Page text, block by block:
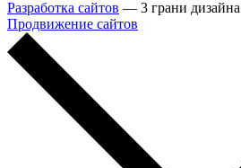
Разработка сайтов — 3 грани дизайна
Продвижение сайтов